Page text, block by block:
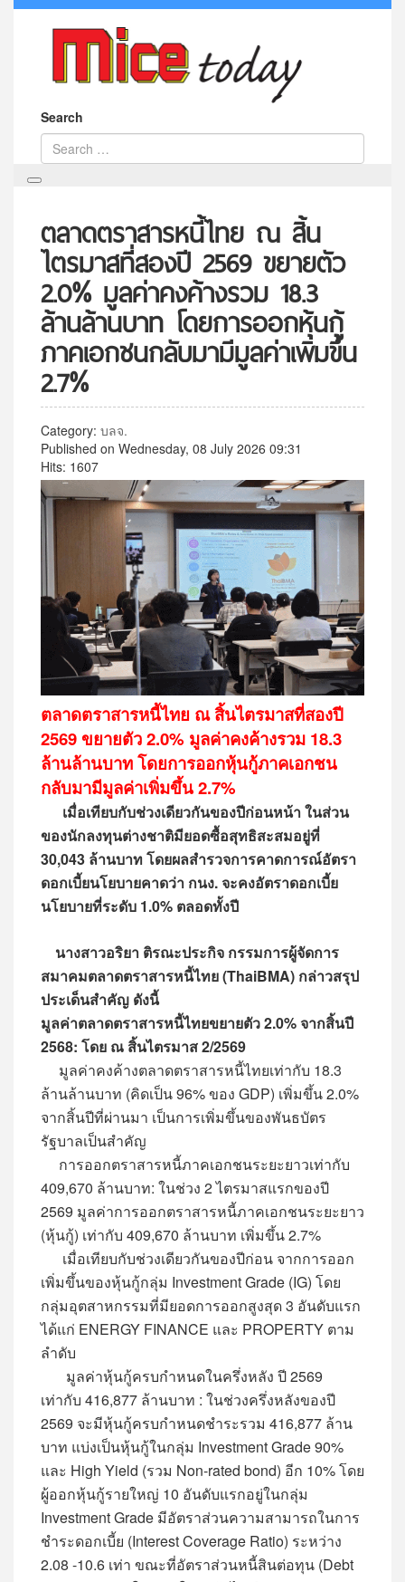
Search
ตลาดตราสารหนี้ไทย ณ สิ้น
ไตรมาสที่สองปี 2569 ขยายตัว
2.0% มูลค่าคงค้างรวม 18.3
ล้านล้านบาท โดยการออกหุ้นกู้
ภาคเอกชนกลับมามีมูลค่าเพิ่มขึ้น
2.7%
Category: บลจ.
Published on Wednesday, 08 July 2026 09:31
Hits: 1607
ตลาดตราสารหนี้ไทย ณ สิ้นไตรมาสที่สองปี
2569 ขยายตัว 2.0% มูลค่าคงค้างรวม 18.3
ล้านล้านบาท โดยการออกหุ้นกู้ภาคเอกชน
กลับมามีมูลค่าเพิ่มขึ้น 2.7%
เมื่อเทียบกับช่วงเดียวกันของปีก่อนหน้า ในส่วน
ของนักลงทุนต่างชาติมียอดซื้อสุทธิสะสมอยู่ที่
30,043 ล้านบาท โดยผลสำรวจการคาดการณ์อัตรา
ดอกเบี้ยนโยบายคาดว่า กนง. จะคงอัตราดอกเบี้ย
นโยบายที่ระดับ 1.0% ตลอดทั้งปี
นางสาวอริยา ติรณะประกิจ กรรมการผู้จัดการ
สมาคมตลาดตราสารหนี้ไทย (ThaiBMA) กล่าวสรุป
ประเด็นสำคัญ ดังนี้
มูลค่าตลาดตราสารหนี้ไทยขยายตัว 2.0% จากสิ้นปี
2568: โดย ณ สิ้นไตรมาส 2/2569
มูลค่าคงค้างตลาดตราสารหนี้ไทยเท่ากับ 18.3
ล้านล้านบาท (คิดเป็น 96% ของ GDP) เพิ่มขึ้น 2.0%
จากสิ้นปีที่ผ่านมา เป็นการเพิ่มขึ้นของพันธบัตร
รัฐบาลเป็นสำคัญ
การออกตราสารหนี้ภาคเอกชนระยะยาวเท่ากับ
409,670 ล้านบาท: ในช่วง 2 ไตรมาสแรกของปี
2569 มูลค่าการออกตราสารหนี้ภาคเอกชนระยะยาว
(หุ้นกู้) เท่ากับ 409,670 ล้านบาท เพิ่มขึ้น 2.7%
เมื่อเทียบกับช่วงเดียวกันของปีก่อน จากการออก
เพิ่มขึ้นของหุ้นกู้กลุ่ม Investment Grade (IG) โดย
กลุ่มอุตสาหกรรมที่มียอดการออกสูงสุด 3 อันดับแรก
ได้แก่ ENERGY FINANCE และ PROPERTY ตาม
ลำดับ
มูลค่าหุ้นกู้ครบกำหนดในครึ่งหลัง ปี 2569
เท่ากับ 416,877 ล้านบาท : ในช่วงครึ่งหลังของปี
2569 จะมีหุ้นกู้ครบกำหนดชำระรวม 416,877 ล้าน
บาท แบ่งเป็นหุ้นกู้ในกลุ่ม Investment Grade 90%
และ High Yield (รวม Non-rated bond) อีก 10% โดย
ผู้ออกหุ้นกู้รายใหญ่ 10 อันดับแรกอยู่ในกลุ่ม
Investment Grade มีอัตราส่วนความสามารถในการ
ชำระดอกเบี้ย (Interest Coverage Ratio) ระหว่าง
2.08 -10.6 เท่า ขณะที่อัตราส่วนหนี้สินต่อทุน (Debt